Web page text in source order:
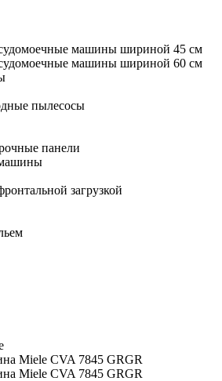
машины шириной 45 см
машины шириной 60 см
пылесосы
панели
загрузкой
Miele CVA 7845 GRGR
Miele CVA 7845 GRGR